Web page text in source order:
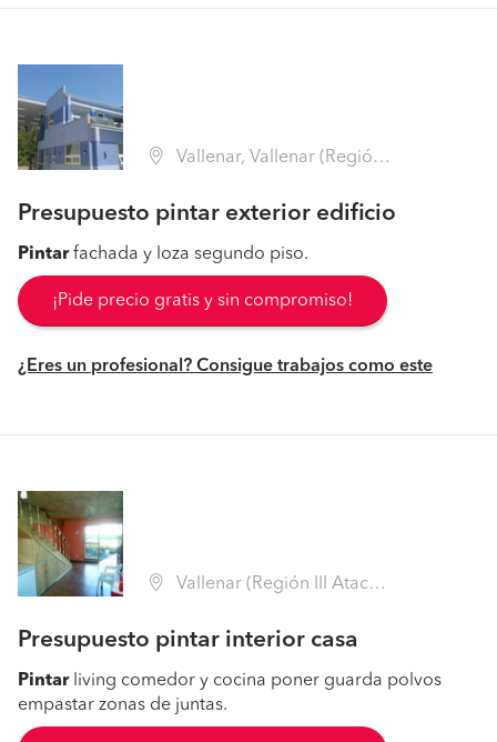
Vallenar, Vallenar (Región III Atacama - Huasco)
Presupuesto pintar exterior edificio
Pintarfachada y loza segundo piso.
¡Pide precio gratis y sin compromiso!
¿Eres un profesional? Consigue trabajos como este
Vallenar (Región III Atacama - Huasco)
Presupuesto pintar interior casa
Pintarliving comedor y cocina poner guarda polvos
empastar zonas de juntas.